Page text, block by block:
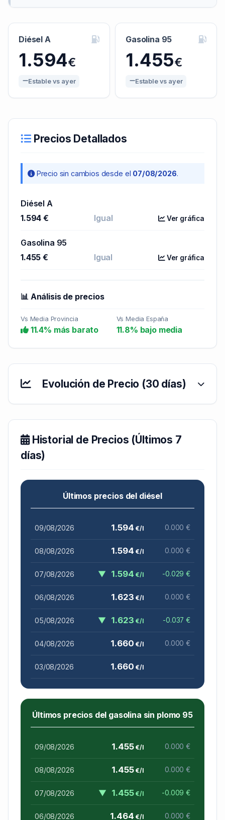
Diésel A
1.594€
Estable vs ayer
Gasolina 95
1.455€
Estable vs ayer
Precios Detallados
Precio sin cambios desde el 07/08/2026.
Diésel A
1.594 €
Igual Ver gráfica
Gasolina 95
1.455 €
Igual Ver gráfica
📊 Análisis de precios
Vs Media Provincia
11.4% más barato
Vs Media España
11.8% bajo media
Evolución de Precio (30 días)
Historial de Precios (Últimos 7
días)
Últimos precios del diésel
09/08/2026 1.594€/l 0.000 €
08/08/2026 1.594€/l 0.000 €
07/08/2026 ▼ 1.594€/l -0.029 €
06/08/2026 1.623€/l 0.000 €
05/08/2026 ▼ 1.623€/l -0.037 €
04/08/2026 1.660€/l 0.000 €
03/08/2026 1.660€/l
Últimos precios del gasolina sin plomo 95
09/08/2026 1.455€/l 0.000 €
08/08/2026 1.455€/l 0.000 €
07/08/2026 ▼ 1.455€/l -0.009 €
06/08/2026 1.464€/l 0.000 €